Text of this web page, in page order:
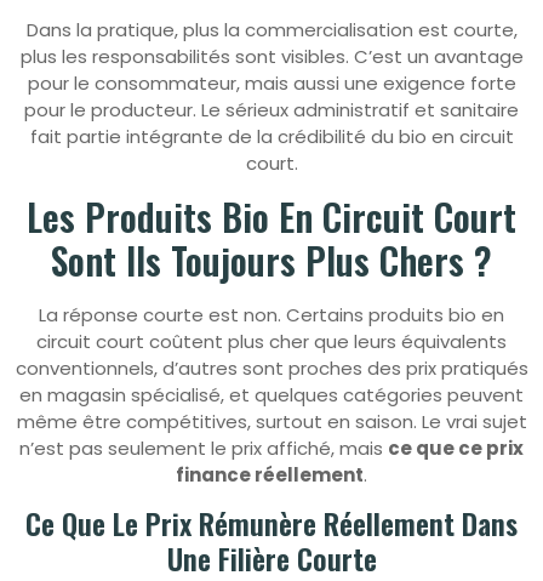
Dans la pratique, plus la commercialisation est courte,
plus les responsabilités sont visibles. C’est un avantage
pour le consommateur, mais aussi une exigence forte
pour le producteur. Le sérieux administratif et sanitaire
fait partie intégrante de la crédibilité du bio en circuit
court.
Les Produits Bio En Circuit Court
Sont Ils Toujours Plus Chers ?
La réponse courte est non. Certains produits bio en
circuit court coûtent plus cher que leurs équivalents
conventionnels, d’autres sont proches des prix pratiqués
en magasin spécialisé, et quelques catégories peuvent
même être compétitives, surtout en saison. Le vrai sujet
n’est pas seulement le prix affiché, mais ce que ce prix
finance réellement.
Ce Que Le Prix Rémunère Réellement Dans
Une Filière Courte